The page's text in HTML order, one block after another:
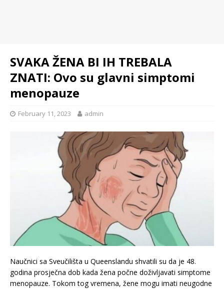
SVAKA ŽENA BI IH TREBALA
ZNATI: Ovo su glavni simptomi
menopauze
February 11, 2023 admin
Naučnici sa Sveučilišta u Queenslandu shvatili su da je 48.
godina prosječna dob kada žena počne doživljavati simptome
menopauze. Tokom tog vremena, žene mogu imati neugodne